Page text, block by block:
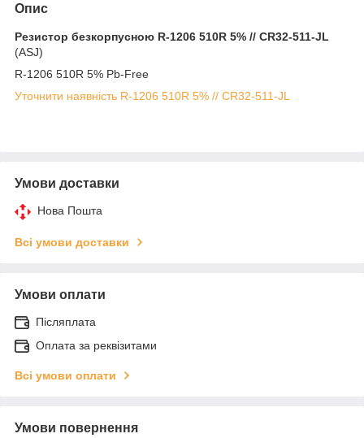
Опис
Резистор безкорпусною R-1206 510R 5% // CR32-511-JL
(ASJ)
R-1206 510R 5% Pb-Free
Уточнити наявність R-1206 510R 5% // CR32-511-JL
Умови доставки
Нова Пошта
Всі умови доставки
Умови оплати
Післяплата
Оплата за реквізитами
Всі умови оплати
Умови повернення